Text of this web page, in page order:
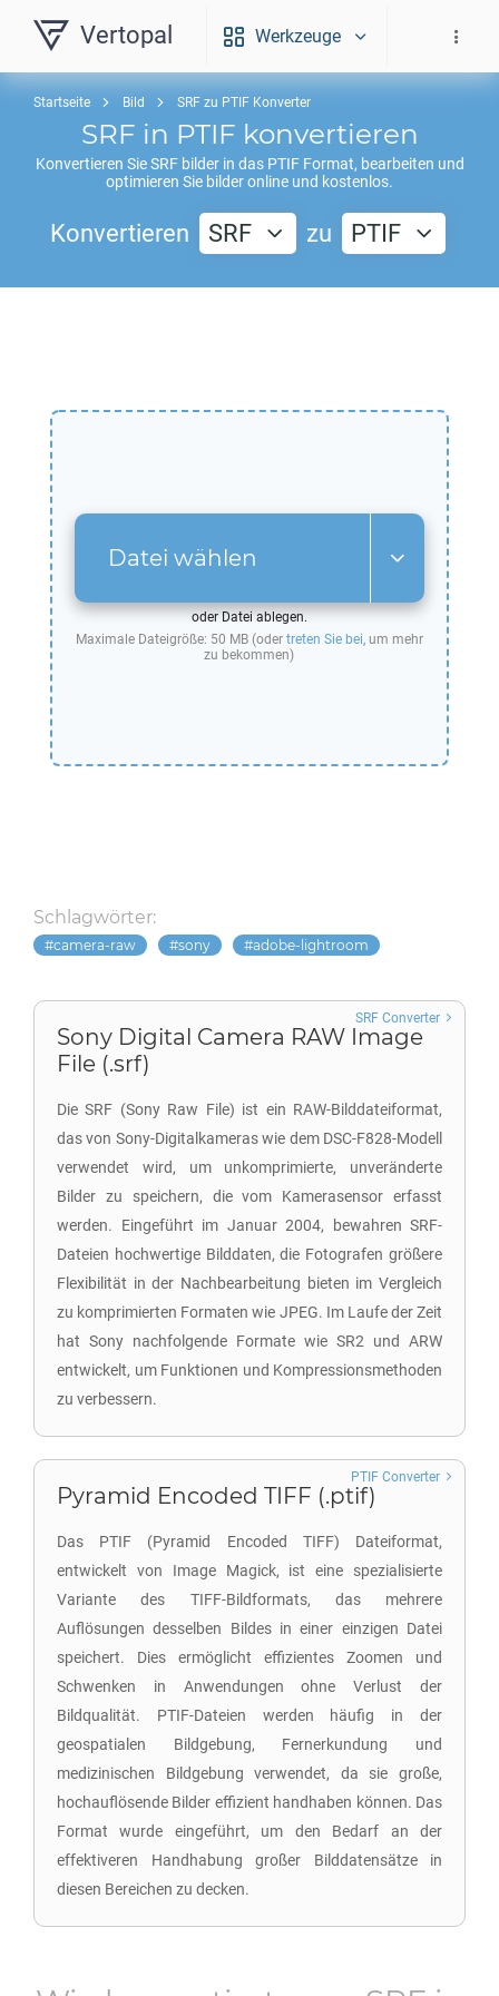
Vertopal Werkzeuge
Startseite Bild SRF zu PTIF Konverter
SRF in PTIF konvertieren
Konvertieren SieSRFbilder in das PTIFFormat, bearbeiten und
optimieren Sie bilder online und kostenlos.
Konvertieren SRF zu PTIF
Datei wählen
oder Datei ablegen.
Maximale Dateigröße: 50 MB (oder treten Sie bei, um mehr
zu bekommen)
Schlagwörter:
camera-raw sony adobe-lightroom
Sony Digital Camera RAW Image
File (.srf)
Die SRF (Sony Raw File) ist ein RAW-Bilddateiformat,
das von Sony-Digitalkameras wie dem DSC-F828-Modell
verwendet wird, um unkomprimierte, unveränderte
Bilder zu speichern, die vom Kamerasensor erfasst
werden. Eingeführt im Januar 2004, bewahren SRF-
Dateien hochwertige Bilddaten, die Fotografen größere
Flexibilität in der Nachbearbeitung bieten im Vergleich
zu komprimierten Formaten wie JPEG. Im Laufe der Zeit
hat Sony nachfolgende Formate wie SR2 und ARW
entwickelt, um Funktionen und Kompressionsmethoden
zu verbessern.
SRF Converter
Pyramid Encoded TIFF (.ptif)
Das PTIF (Pyramid Encoded TIFF) Dateiformat,
entwickelt von Image Magick, ist eine spezialisierte
Variante des TIFF-Bildformats, das mehrere
Auflösungen desselben Bildes in einer einzigen Datei
speichert. Dies ermöglicht effizientes Zoomen und
Schwenken in Anwendungen ohne Verlust der
Bildqualität. PTIF-Dateien werden häufig in der
geospatialen Bildgebung, Fernerkundung und
medizinischen Bildgebung verwendet, da sie große,
hochauflösende Bilder effizient handhaben können. Das
Format wurde eingeführt, um den Bedarf an der
effektiveren Handhabung großer Bilddatensätze in
diesen Bereichen zu decken.
PTIF Converter